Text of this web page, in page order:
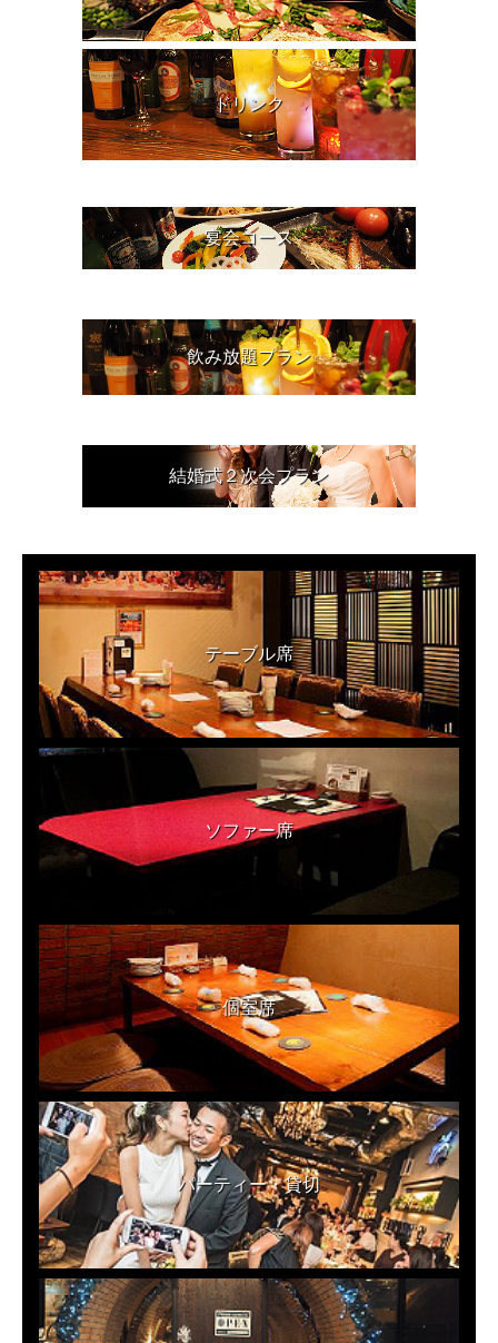
ドリンク
宴会コース
飲み放題プラン
結婚式２次会プラン
テーブル席
ソファー席
個室席
パーティー・貸切